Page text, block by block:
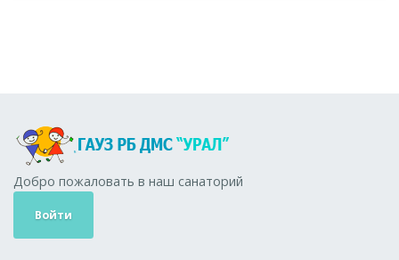
Добро пожаловать в наш санаторий
Войти